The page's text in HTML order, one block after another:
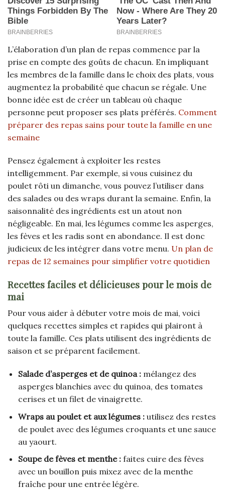
L’élaboration d’un plan de repas commence par la
prise en compte des goûts de chacun. En impliquant
les membres de la famille dans le choix des plats, vous
augmentez la probabilité que chacun se régale. Une
bonne idée est de créer un tableau où chaque
personne peut proposer ses plats préférés. Comment
préparer des repas sains pour toute la famille en une
semaine
Pensez également à exploiter les restes
intelligemment. Par exemple, si vous cuisinez du
poulet rôti un dimanche, vous pouvez l’utiliser dans
des salades ou des wraps durant la semaine. Enfin, la
saisonnalité des ingrédients est un atout non
négligeable. En mai, les légumes comme les asperges,
les fèves et les radis sont en abondance. Il est donc
judicieux de les intégrer dans votre menu. Un plan de
repas de 12 semaines pour simplifier votre quotidien
Recettes faciles et délicieuses pour le mois de
mai
Pour vous aider à débuter votre mois de mai, voici
quelques recettes simples et rapides qui plairont à
toute la famille. Ces plats utilisent des ingrédients de
saison et se préparent facilement.
Salade d’asperges et de quinoa :mélangez des
asperges blanchies avec du quinoa, des tomates
cerises et un filet de vinaigrette.
Wraps au poulet et aux légumes :utilisez des restes
de poulet avec des légumes croquants et une sauce
au yaourt.
Soupe de fèves et menthe :faites cuire des fèves
avec un bouillon puis mixez avec de la menthe
fraîche pour une entrée légère.